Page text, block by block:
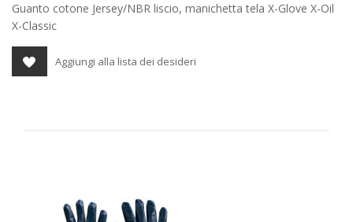
Guanto cotone Jersey/NBR liscio, manichetta tela X-Glove X-Oil
X-Classic
Aggiungi alla lista dei desideri